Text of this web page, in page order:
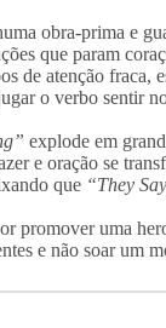
obra-prima e
que param
de atenção
o verbo sentir
explode em
e oração se
que “They
promover uma
e não soar um